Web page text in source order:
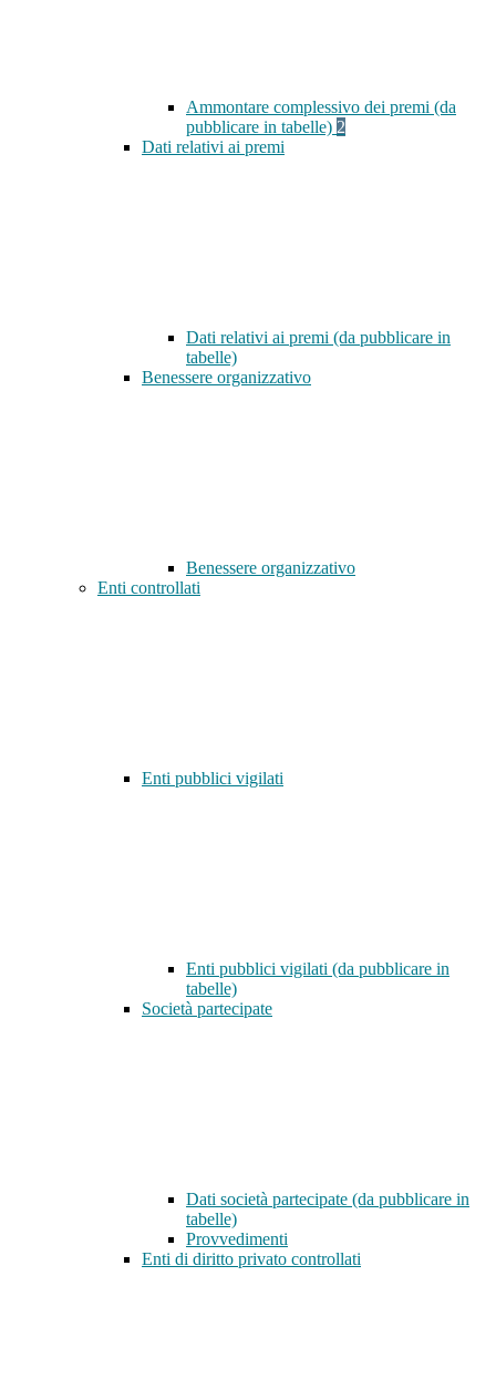
Ammontare complessivo dei premi (da
pubblicare in tabelle) 2
Dati relativi ai premi
Dati relativi ai premi (da pubblicare in
tabelle)
Benessere organizzativo
Benessere organizzativo
Enti controllati
Enti pubblici vigilati
Enti pubblici vigilati (da pubblicare in
tabelle)
Società partecipate
Dati società partecipate (da pubblicare in
tabelle)
Provvedimenti
Enti di diritto privato controllati